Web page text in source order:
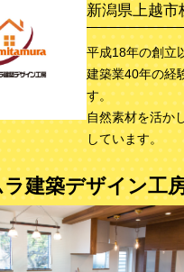
新潟県上越市
平成18年の創立
建築業40年の経
す。
自然素材を活か
しています。
建築デザイン工